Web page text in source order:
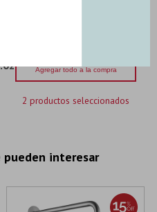
Agregar todo a la compra
2 productos seleccionados
interesar